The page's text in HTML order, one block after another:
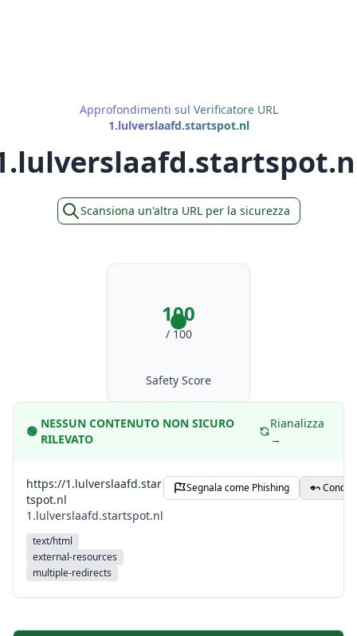
Approfondimenti sul Verificatore URL
1.lulverslaafd.startspot.nl
Scansiona un'altra URL per la sicurezza
100
/ 100
Safety Score
🟢
NESSUN CONTENUTO NON SICURO
RILEVATO
Rianalizza
→
https://1.lulverslaafd.star
tspot.nl
1.lulverslaafd.startspot.nl
text/html
external-resources
multiple-redirects
Segnala come Phishing